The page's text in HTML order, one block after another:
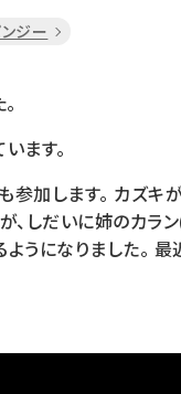
ジー
ます。
加します。 カズキ
、しだいに姉のカラ
うになりました。